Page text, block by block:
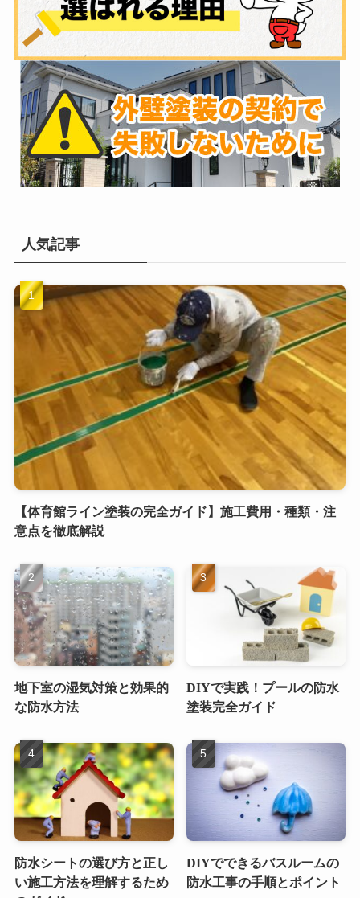
人気記事
【体育館ライン塗装の完全ガイド】施工費用・種類・注
意点を徹底解説
地下室の湿気対策と効果的
な防水方法
DIYで実践！プールの防水
塗装完全ガイド
防水シートの選び方と正し
い施工方法を理解するため
DIYでできるバスルームの
防水工事の手順とポイント